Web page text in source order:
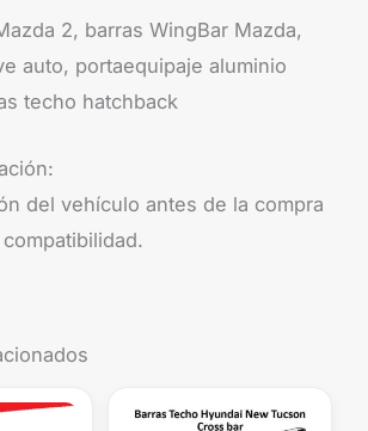
2, barras WingBar Mazda,
auto, portaequipaje aluminio
techo hatchback
del vehículo antes de la compra